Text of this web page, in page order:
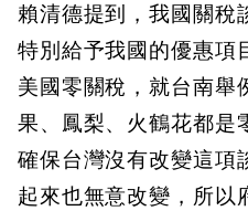
賴清德提到，我國關稅
特別給予我國的優惠項
美國零關稅，就台南舉
果、鳳梨、火鶴花都是
確保台灣沒有改變這項
起來也無意改變，所以